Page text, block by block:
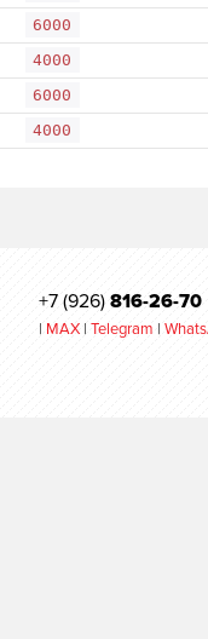
6000
4000
6000
4000
+7 (926) 816-26-70
| MAX | Telegram |